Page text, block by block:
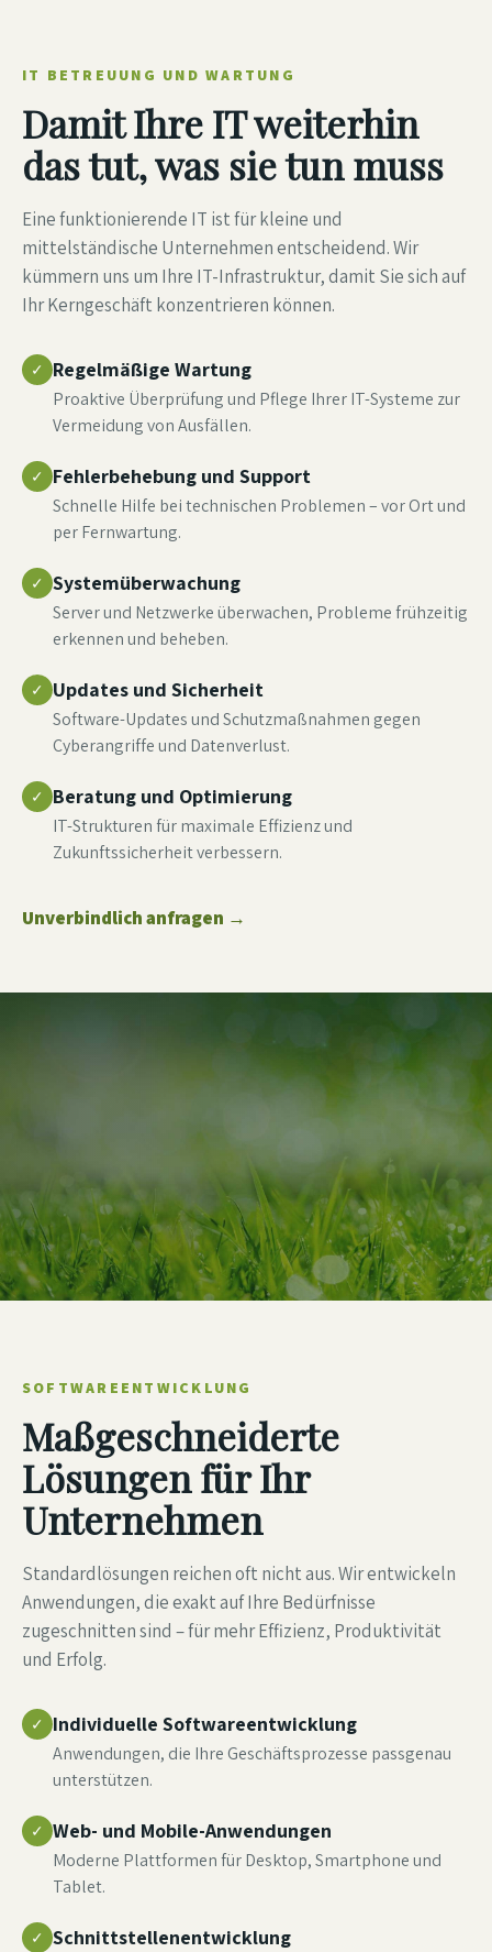
IT BETREUUNG UND WARTUNG
Damit Ihre IT weiterhin
das tut, was sie tun muss
Eine funktionierende IT ist für kleine und
mittelständische Unternehmen entscheidend. Wir
kümmern uns um Ihre IT-Infrastruktur, damit Sie sich auf
Ihr Kerngeschäft konzentrieren können.
✓ Regelmäßige Wartung
Proaktive Überprüfung und Pflege Ihrer IT-Systeme zur
Vermeidung von Ausfällen.
✓ Fehlerbehebung und Support
Schnelle Hilfe bei technischen Problemen – vor Ort und
per Fernwartung.
✓ Systemüberwachung
Server und Netzwerke überwachen, Probleme frühzeitig
erkennen und beheben.
✓ Updates und Sicherheit
Software-Updates und Schutzmaßnahmen gegen
Cyberangriffe und Datenverlust.
✓ Beratung und Optimierung
IT-Strukturen für maximale Effizienz und
Zukunftssicherheit verbessern.
Unverbindlich anfragen →
SOFTWAREENTWICKLUNG
Maßgeschneiderte
Lösungen für Ihr
Unternehmen
Standardlösungen reichen oft nicht aus. Wir entwickeln
Anwendungen, die exakt auf Ihre Bedürfnisse
zugeschnitten sind – für mehr Effizienz, Produktivität
und Erfolg.
✓ Individuelle Softwareentwicklung
Anwendungen, die Ihre Geschäftsprozesse passgenau
unterstützen.
✓ Web- und Mobile-Anwendungen
Moderne Plattformen für Desktop, Smartphone und
Tablet.
✓ Schnittstellenentwicklung